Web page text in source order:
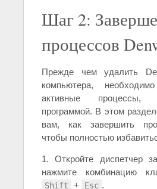
Шаг 2:
процессов
Прежде чем удалить
компьютера,
активные процессы,
программой. В этом
вам, как завершить
чтобы полностью
1. Откройте диспетчер
нажмите комбинацию
Shift + Esc .